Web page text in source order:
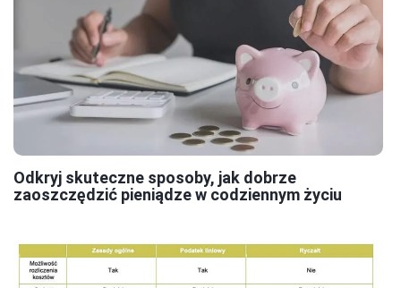
Odkryj skuteczne sposoby, jak dobrze
zaoszczędzić pieniądze w codziennym życiu